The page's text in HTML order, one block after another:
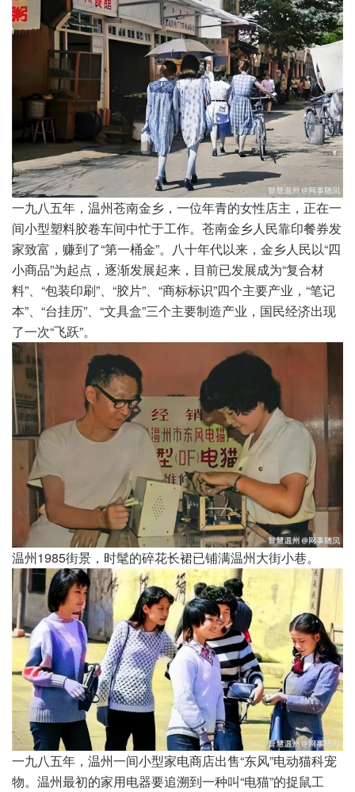
一九八五年，温州苍南金乡，一位年青的女性店主，正在一
间小型塑料胶卷车间中忙于工作。苍南金乡人民靠印餐券发
家致富，赚到了“第一桶金”。八十年代以来，金乡人民以“四
小商品”为起点，逐渐发展起来，目前已发展成为“复合材
料”、“包装印刷”、“胶片”、“商标标识”四个主要产业，“笔记
本”、“台挂历”、“文具盒”三个主要制造产业，国民经济出现
了一次“飞跃”。
温州1985街景，时髦的碎花长裙已铺满温州大街小巷。
一九八五年，温州一间小型家电商店出售“东风”电动猫科宠
物。温州最初的家用电器要追溯到一种叫“电猫”的捉鼠工